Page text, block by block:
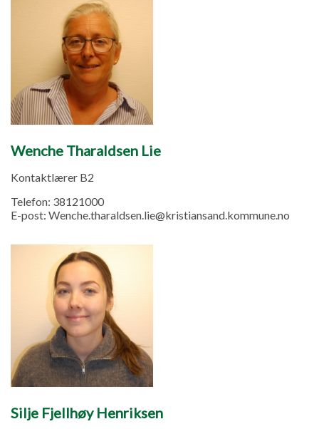
Wenche Tharaldsen Lie
Kontaktlærer B2
Telefon: 38121000
E-post: Wenche.tharaldsen.lie@kristiansand.kommune.no
Silje Fjellhøy Henriksen